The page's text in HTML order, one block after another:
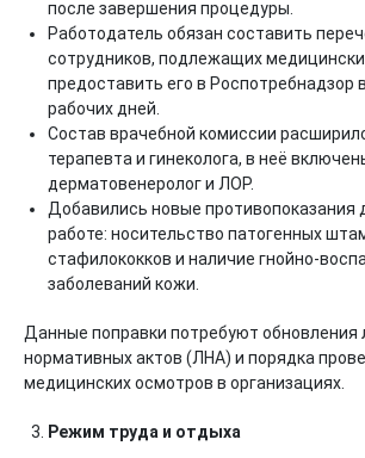
после завершения процедуры.
Работодатель обязан составить
сотрудников, подлежащих
предоставить его в Роспотребнадзор
рабочих дней.
Состав врачебной комиссии
терапевта и гинеколога, в неё
дерматовенеролог и ЛОР.
Добавились новые противопоказания
работе: носительство патогенных
стафилококков и наличие гнойно-
заболеваний кожи.
Данные поправки потребуют обновления
нормативных актов (ЛНА) и порядка
медицинских осмотров в организациях.
Режим труда и отдыха